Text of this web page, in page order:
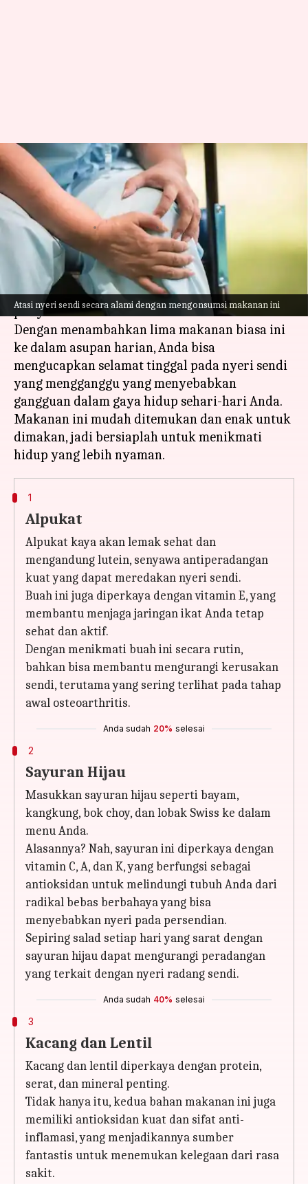
Atasi nyeri sendi secara alami dengan mengonsumsi makanan ini
Ucapkan Selamat Tinggal Pada
Nyeri Sendi Dengan
Mengonsumsi Makanan Ini
menulis Handoko Jun 23, 2023 12:09 pm
Apa ceritanya
Bosan berurusan dengan nyeri sendi? Nah, kami
punya kabar baik untuk Anda!
Dengan menambahkan lima makanan biasa ini
ke dalam asupan harian, Anda bisa
mengucapkan selamat tinggal pada nyeri sendi
yang mengganggu yang menyebabkan
gangguan dalam gaya hidup sehari-hari Anda.
Makanan ini mudah ditemukan dan enak untuk
dimakan, jadi bersiaplah untuk menikmati
1
Alpukat
Alpukat kaya akan lemak sehat dan
mengandung lutein, senyawa antiperadangan
kuat yang dapat meredakan nyeri sendi.
Buah ini juga diperkaya dengan vitamin E, yang
membantu menjaga jaringan ikat Anda tetap
sehat dan aktif.
Dengan menikmati buah ini secara rutin,
bahkan bisa membantu mengurangi kerusakan
sendi, terutama yang sering terlihat pada tahap
awal osteoarthritis.
Anda sudah 20% selesai
2
Sayuran Hijau
Masukkan sayuran hijau seperti bayam,
kangkung, bok choy, dan lobak Swiss ke dalam
menu Anda.
Alasannya? Nah, sayuran ini diperkaya dengan
vitamin C, A, dan K, yang berfungsi sebagai
antioksidan untuk melindungi tubuh Anda dari
radikal bebas berbahaya yang bisa
menyebabkan nyeri pada persendian.
Sepiring salad setiap hari yang sarat dengan
sayuran hijau dapat mengurangi peradangan
yang terkait dengan nyeri radang sendi.
Anda sudah 40% selesai
3
Kacang dan Lentil
Kacang dan lentil diperkaya dengan protein,
serat, dan mineral penting.
Tidak hanya itu, kedua bahan makanan ini juga
memiliki antioksidan kuat dan sifat anti-
inflamasi, yang menjadikannya sumber
fantastis untuk menemukan kelegaan dari rasa
sakit.